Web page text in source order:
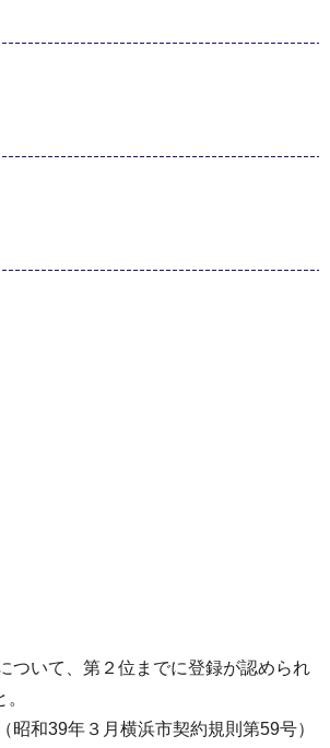
ついて、第２位までに登録が認められ
和39年３月横浜市契約規則第59号）